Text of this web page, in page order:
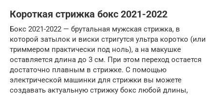
Короткая стрижка бокс 2021-2022
Бокс 2021-2022 — брутальная мужская стрижка, в
которой затылок и виски стригутся ультра коротко (или
триммером практически под ноль), а на макушке
оставляется длина до 3 см. При этом переход остается
достаточно плавным в стрижке. С помощью
электрической машинки для стрижки вы можете
создавать актуальную стрижку бокс любой длины,